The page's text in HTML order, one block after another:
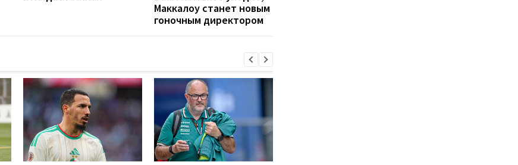
Маккалоу станет новым
гоночным директором